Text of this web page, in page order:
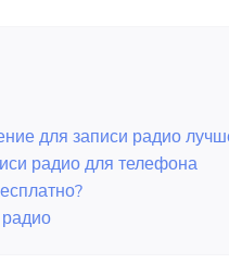
для записи радио
радио для телефона